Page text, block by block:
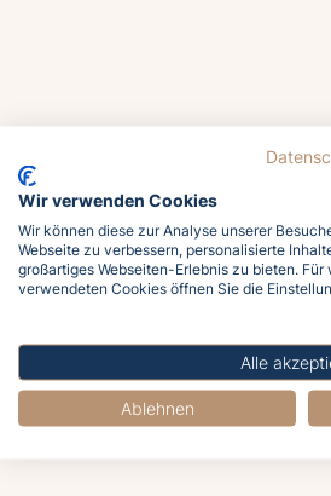
Wir verwenden Cookies
Wir können diese zur Analyse unserer
Webseite zu verbessern, personalisierte
großartiges Webseiten-Erlebnis zu bieten.
verwendeten Cookies öffnen Sie die
Alle
Ablehnen